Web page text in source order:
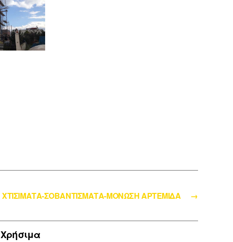
→
ΧΤΙΣΙΜΑΤΑ-ΣΟΒΑΝΤΙΣΜΑΤΑ-ΜΟΝΩΣΗ ΑΡΤΕΜΙΔΑ
Χρήσιμα